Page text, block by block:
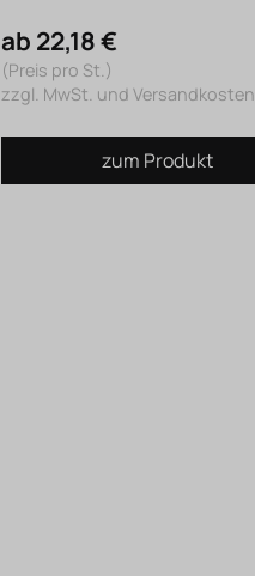
ab 22,18 €
(Preis pro St.)
zzgl. MwSt. und Versandkosten
zum Produkt